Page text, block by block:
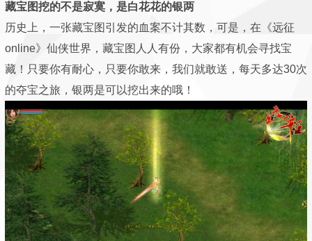
藏宝图挖的不是寂寞，是白花花的银两
历史上，一张藏宝图引发的血案不计其数，可是，在《远征
online》仙侠世界，藏宝图人人有份，大家都有机会寻找宝
藏！只要你有耐心，只要你敢来，我们就敢送，每天多达30次
的夺宝之旅，银两是可以挖出来的哦！